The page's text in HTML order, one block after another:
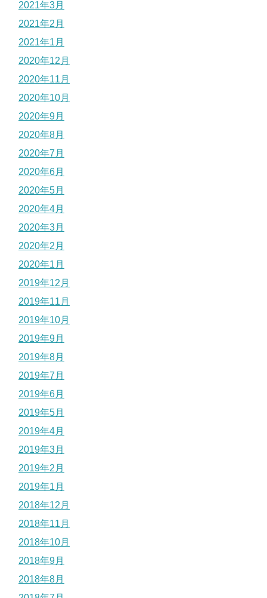
2021年3月
2021年2月
2021年1月
2020年12月
2020年11月
2020年10月
2020年9月
2020年8月
2020年7月
2020年6月
2020年5月
2020年4月
2020年3月
2020年2月
2020年1月
2019年12月
2019年11月
2019年10月
2019年9月
2019年8月
2019年7月
2019年6月
2019年5月
2019年4月
2019年3月
2019年2月
2019年1月
2018年12月
2018年11月
2018年10月
2018年9月
2018年8月